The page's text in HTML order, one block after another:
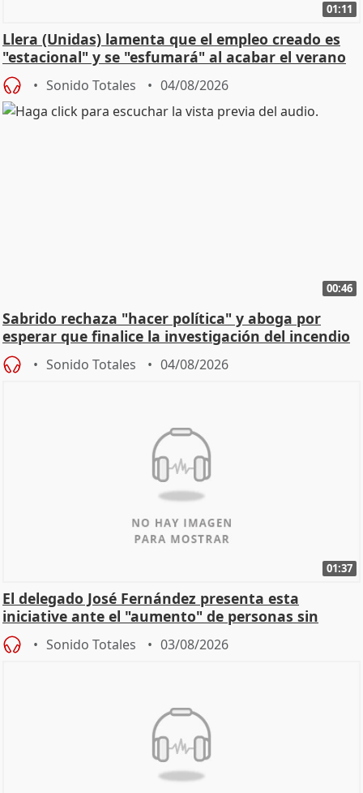
01:11
Llera (Unidas) lamenta que el empleo creado es
"estacional" y se "esfumará" al acabar el verano
Sonido Totales 04/08/2026
00:46
Sabrido rechaza "hacer política" y aboga por
esperar que finalice la investigación del incendio
Sonido Totales 04/08/2026
01:37
El delegado José Fernández presenta esta
iniciative ante el "aumento" de personas sin
hogar en Madri
Sonido Totales 03/08/2026